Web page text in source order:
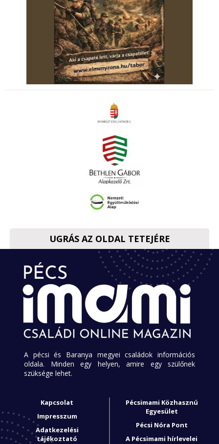
UGRÁS AZ OLDAL TETEJÉRE
A pécsi és Baranya megyei családok információs
oldala. Minden egy helyen, amire egy szülőnek
szüksége lehet.
Kapcsolat
Impresszum
Adatkezelési
tájékoztató
Pécsimami Közhasznú
Egyesület
Pécsi Nóra Pont
A Pécsimami hírlevelei